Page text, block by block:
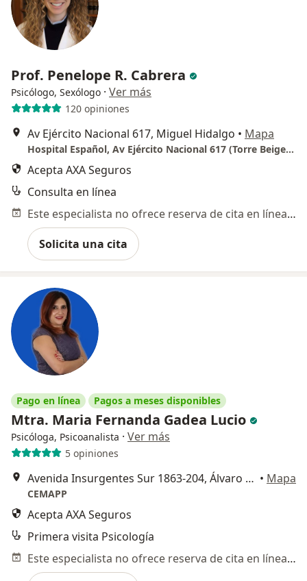
Prof. Penelope R. Cabrera
Psicólogo, Sexólogo · Ver más
120 opiniones
Av Ejército Nacional 617, Miguel Hidalgo • Mapa
Hospital Español, Av Ejército Nacional 617 (Torre Beige de Consultorios) 11520 Ciudad de México
Acepta AXA Seguros
Consulta en línea
Este especialista no ofrece reserva de cita en línea en esta dirección.
Solicita una cita
Pago en línea Pagos a meses disponibles
Mtra. Maria Fernanda Gadea Lucio
Psicóloga, Psicoanalista · Ver más
5 opiniones
Avenida Insurgentes Sur 1863-204, Álvaro Obregón • Mapa
CEMAPP
Acepta AXA Seguros
Primera visita Psicología
Este especialista no ofrece reserva de cita en línea en esta dirección.